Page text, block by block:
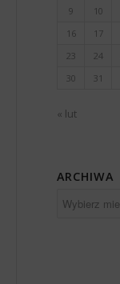
9
10
16
17
23
24
30
31
« lut
ARCHIWA